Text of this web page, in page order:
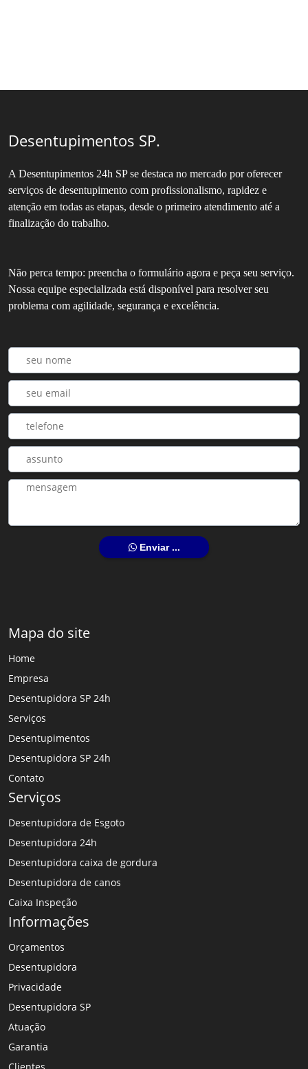
Desentupimentos SP.
A Desentupimentos 24h SP se destaca no mercado por oferecer
serviços de desentupimento com profissionalismo, rapidez e
atenção em todas as etapas, desde o primeiro atendimento até a
finalização do trabalho.
Não perca tempo: preencha o formulário agora e peça seu serviço.
Nossa equipe especializada está disponível para resolver seu
problema com agilidade, segurança e excelência.
Enviar ...
Mapa do site
Home
Empresa
Desentupidora SP 24h
Serviços
Desentupimentos
Desentupidora SP 24h
Contato
Serviços
Desentupidora de Esgoto
Desentupidora 24h
Desentupidora caixa de gordura
Desentupidora de canos
Caixa Inspeção
Informações
Orçamentos
Desentupidora
Privacidade
Desentupidora SP
Atuação
Garantia